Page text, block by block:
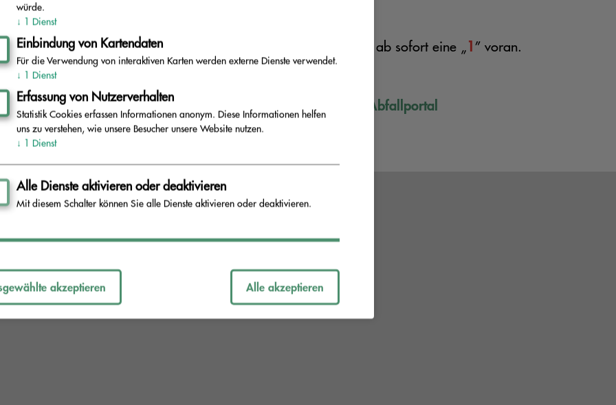
Benutzer-ID verwenden, stellen Sie bitte Ihrer Benutzer-ID ab sofort eine „1” voran.
ID:1012345.
wir in unseren FAQ zusammengefasst. zu den FAQ Mein Abfallportal
Elster
würde.
↓ 1 Dienst
Einbindung von Kartendaten
Für die Verwendung von interaktiven Karten werden externe Dienste verwendet.
↓ 1 Dienst
Erfassung von Nutzerverhalten
Statistik Cookies erfassen Informationen anonym. Diese Informationen helfen
uns zu verstehen, wie unsere Besucher unsere Website nutzen.
↓ 1 Dienst
Alle Dienste aktivieren oder deaktivieren
Mit diesem Schalter können Sie alle Dienste aktivieren oder deaktivieren.
akzeptieren Alle akzeptieren